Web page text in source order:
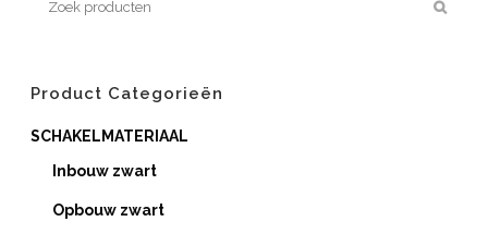
Product Categorieën
SCHAKELMATERIAAL
Inbouw zwart
Opbouw zwart